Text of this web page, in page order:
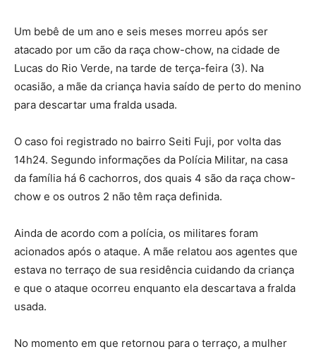
Um bebê de um ano e seis meses morreu após ser
atacado por um cão da raça chow-chow, na cidade de
Lucas do Rio Verde, na tarde de terça-feira (3). Na
ocasião, a mãe da criança havia saído de perto do menino
para descartar uma fralda usada.
O caso foi registrado no bairro Seiti Fuji, por volta das
14h24. Segundo informações da Polícia Militar, na casa
da família há 6 cachorros, dos quais 4 são da raça chow-
chow e os outros 2 não têm raça definida.
Ainda de acordo com a polícia, os militares foram
acionados após o ataque. A mãe relatou aos agentes que
estava no terraço de sua residência cuidando da criança
e que o ataque ocorreu enquanto ela descartava a fralda
usada.
No momento em que retornou para o terraço, a mulher